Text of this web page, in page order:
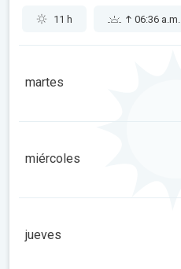
11 h 06:36 a.m.
martes
1
11 h 06:37 a.m.
miércoles
08:00
jueves